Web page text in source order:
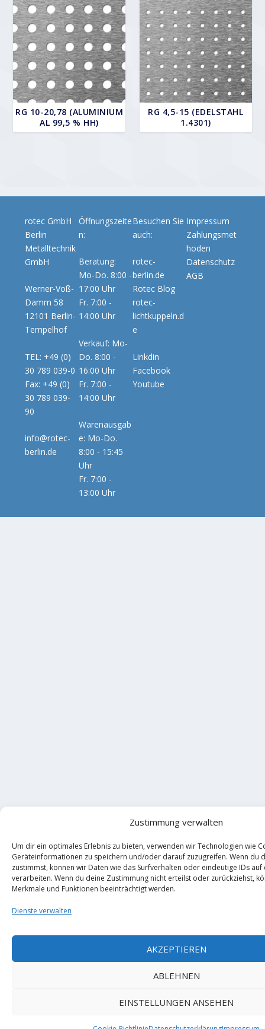
Zustimmung verwalten
Um dir ein optimales Erlebnis zu bieten, verwenden wir Technologien wie
Geräteinformationen zu speichern und/oder darauf zuzugreifen. Wenn du
zustimmst, können wir Daten wie das Surfverhalten oder eindeutige IDs
verarbeiten. Wenn du deine Zustimmung nicht erteilst oder zurückziehst,
Merkmale und Funktionen beeinträchtigt werden.
Dienste verwalten
AKZEPTIEREN
ABLEHNEN
EINSTELLUNGEN ANSEHEN
RG 10-20,78 (ALUMINIUM
AL 99,5 % HH)
RG 4,5-15 (EDELSTAHL
1.4301)
rotec GmbH
Berlin
Metalltechnik
GmbH
Werner-Voß-
Damm 58
12101 Berlin-
Tempelhof
TEL: +49 (0)
30 789 039-0
Fax: +49 (0)
30 789 039-
90
info@rotec-
berlin.de
Öffnungszeite
n:
Beratung:
Mo-Do. 8:00 -
17:00 Uhr
Fr. 7:00 -
14:00 Uhr
Verkauf: Mo-
Do. 8:00 -
16:00 Uhr
Fr. 7:00 -
14:00 Uhr
Warenausgab
e: Mo-Do.
8:00 - 15:45
Uhr
Fr. 7:00 -
13:00 Uhr
Besuchen Sie
auch:
rotec-
berlin.de
Rotec Blog
rotec-
lichtkuppeln.d
e
Linkdin
Facebook
Youtube
Impressum
Zahlungsmet
hoden
Datenschutz
AGB